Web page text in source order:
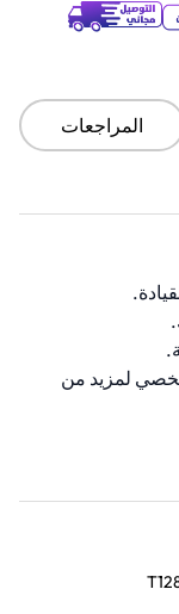
المراجعات
لمزيد من
استجابة ممتازة
قوة استجابة قابلة